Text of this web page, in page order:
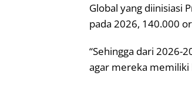
Global yang diinisiasi
pada 2026, 140.000
“Sehingga dari 2026-
agar mereka memiliki